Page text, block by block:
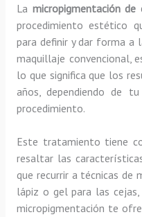
La micropigmentación
procedimiento estético
para definir y dar forma a
maquillaje convencional,
lo que significa que los
años, dependiendo de
procedimiento.
Este tratamiento tiene
resaltar las
que recurrir a técnicas de
lápiz o gel para las
micropigmentación te